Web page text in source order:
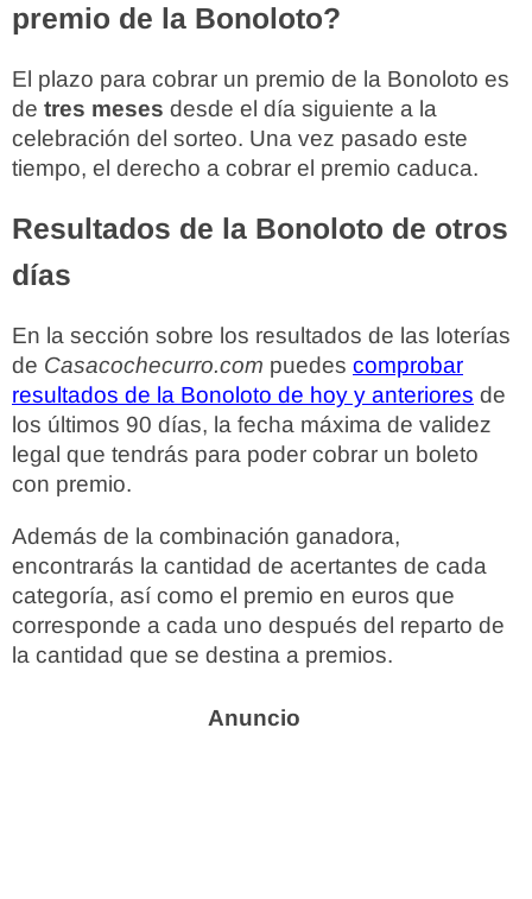
premio de la Bonoloto?
El plazo para cobrar un premio de la Bonoloto es
de tres meses desde el día siguiente a la
celebración del sorteo. Una vez pasado este
tiempo, el derecho a cobrar el premio caduca.
Resultados de la Bonoloto de otros
días
En la sección sobre los resultados de las loterías
de Casacochecurro.com puedes comprobar
resultados de la Bonoloto de hoy y anteriores de
los últimos 90 días, la fecha máxima de validez
legal que tendrás para poder cobrar un boleto
con premio.
Además de la combinación ganadora,
encontrarás la cantidad de acertantes de cada
categoría, así como el premio en euros que
corresponde a cada uno después del reparto de
la cantidad que se destina a premios.